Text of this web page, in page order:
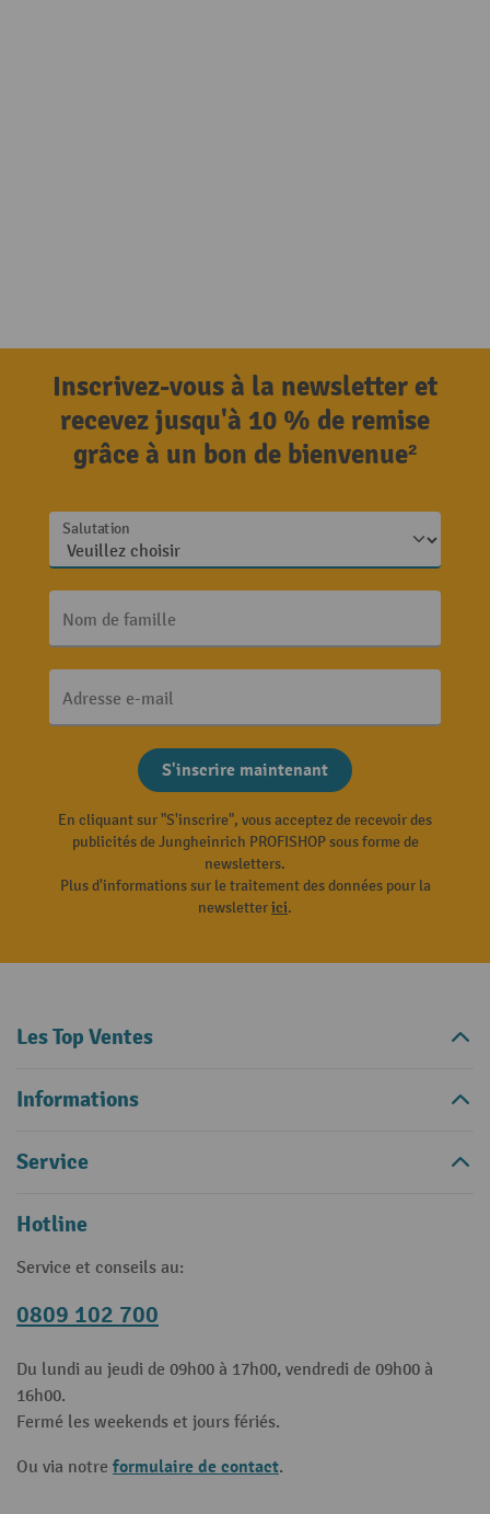
Inscrivez-vous à la newsletter et
recevez jusqu'à 10 % de remise
grâce à un bon de bienvenue²
Salutation
Nom de famille
Adresse e-mail
S'inscrire maintenant
En cliquant sur "S'inscrire", vous acceptez de recevoir des
publicités de Jungheinrich PROFISHOP sous forme de
newsletters.
Plus d'informations sur le traitement des données pour la
newsletterici.
Les Top Ventes
Informations
Service
Hotline
Service et conseils au:
0809 102 700
Du lundi au jeudi de 09h00 à 17h00, vendredi de 09h00 à
16h00.
Fermé les weekends et jours fériés.
Ou via notre formulaire de contact.